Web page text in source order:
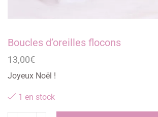
Boucles d’oreilles flocons
13,00€
Joyeux Noël !
1 en stock